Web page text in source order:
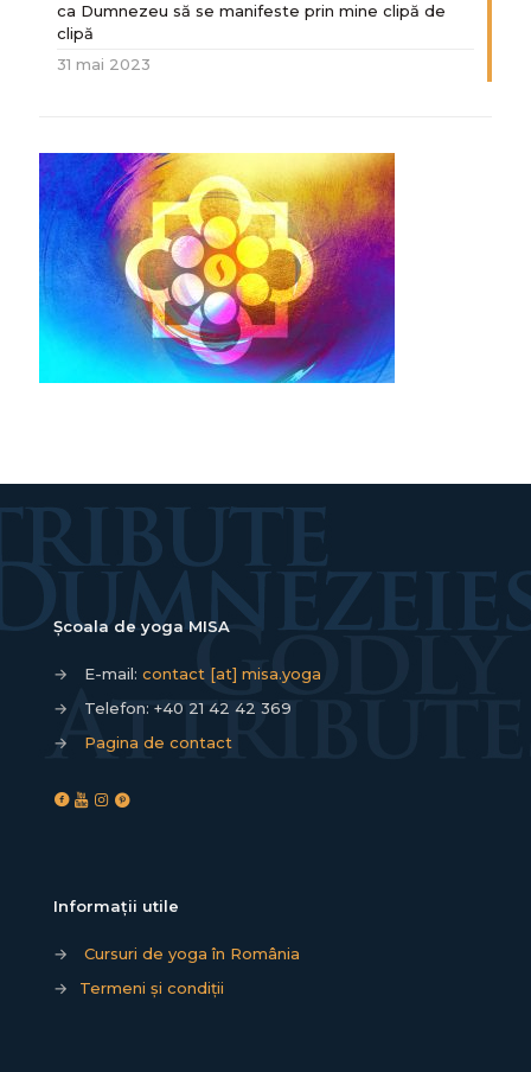
ca Dumnezeu să se manifeste prin mine clipă de
clipă
31 mai 2023
Școala de yoga MISA
→ E-mail: contact [at] misa.yoga
→
Telefon: +40 21 42 42 369
→
Pagina de contact
Informații utile
→
Cursuri de yoga în România
→
Termeni și condiții